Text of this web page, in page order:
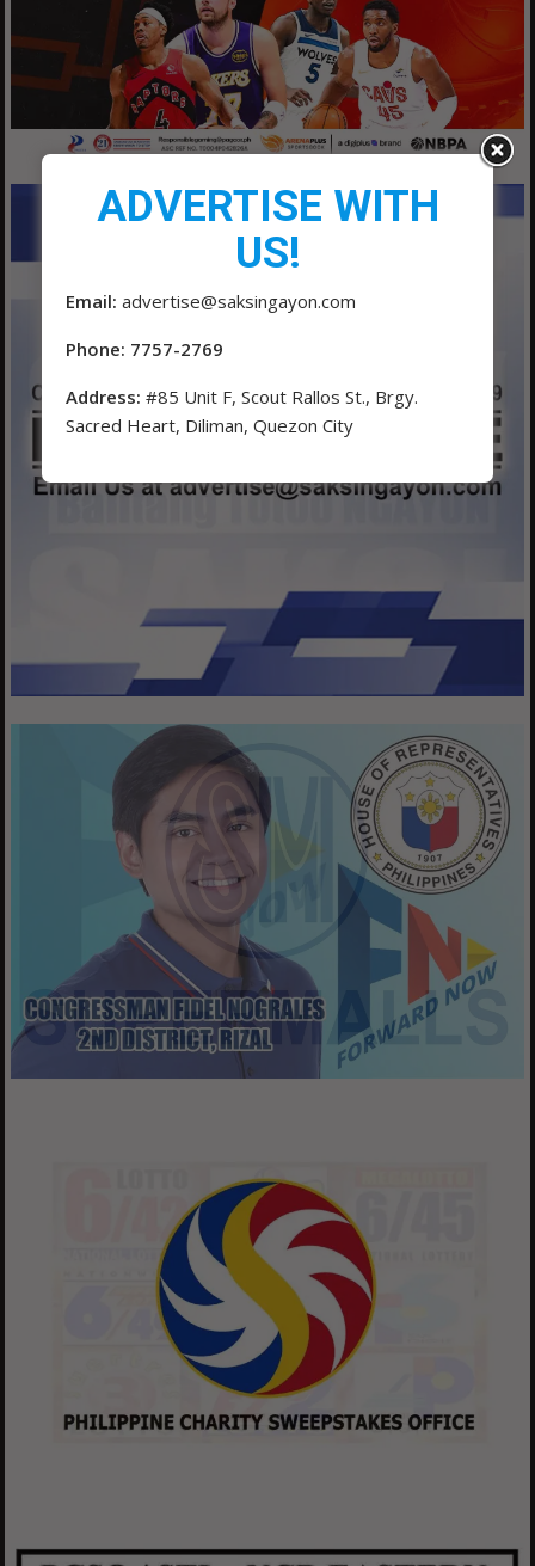
ADVERTISE WITH
US!
Email: advertise@saksingayon.com
Phone: 7757-2769
Address: #85 Unit F, Scout Rallos St., Brgy.
Sacred Heart, Diliman, Quezon City